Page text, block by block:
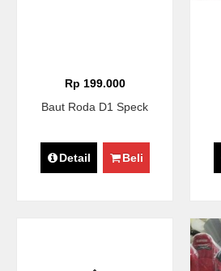
Rp 199.000
Baut Roda D1 Speck
Detail Beli